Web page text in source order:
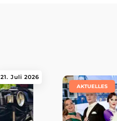
21. Juli 2026
AKTUELLES